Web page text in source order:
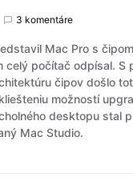
3 komentáre
Mac Pro s
celý počítač odpísal. S
čipov došlo
možností
desktopu stal
Mac Studio.